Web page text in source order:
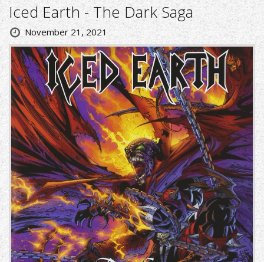
Iced Earth - The Dark Saga
November 21, 2021